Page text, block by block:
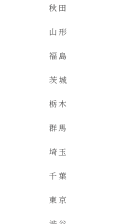
秋田
山形
福島
茨城
栃木
群馬
埼玉
千葉
東京